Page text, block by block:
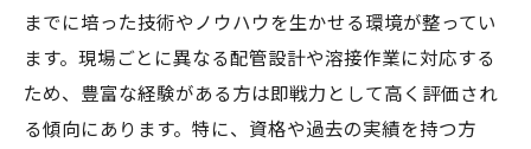
までに培った技術やノウハウを生かせる環境が整ってい
ます。現場ごとに異なる配管設計や溶接作業に対応する
ため、豊富な経験がある方は即戦力として高く評価され
る傾向にあります。特に、資格や過去の実績を持つ方